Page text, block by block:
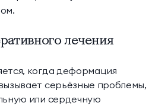
лечения
когда деформация
серьёзные проблемы,
или сердечную